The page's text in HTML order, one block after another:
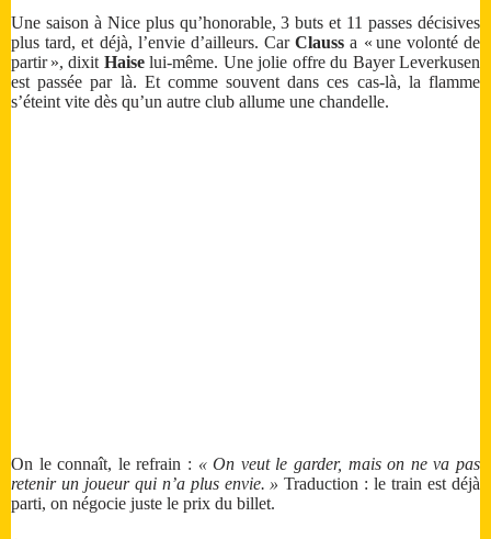
Une saison à Nice plus qu’honorable, 3 buts et 11 passes décisives
plus tard, et déjà, l’envie d’ailleurs. CarClauss a « une volonté de
partir », dixit Haiselui-même. Une jolie offre du Bayer Leverkusen
est passée par là. Et comme souvent dans ces cas-là, la flamme
s’éteint vite dès qu’un autre club allume une chandelle.
On le connaît, le refrain : « On veut le garder, mais on ne va pas
retenir un joueur qui n’a plus envie. » Traduction : le train est déjà
parti, on négocie juste le prix du billet.